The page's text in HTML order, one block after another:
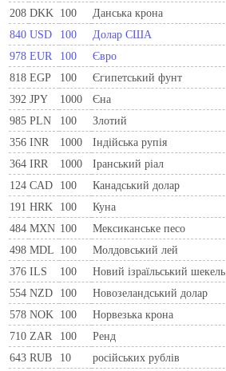
208 DKK 100 Данська крона
840 USD 100 Долар США
978 EUR 100 Євро
818 EGP 100 Єгипетський фунт
392 JPY 1000 Єна
985 PLN 100 Злотий
356 INR 1000 Індійська рупія
364 IRR 1000 Іранський ріал
124 CAD 100 Канадський долар
191 HRK 100 Куна
484 MXN 100 Мексиканське песо
498 MDL 100 Молдовський лей
376 ILS 100 Новий ізраїльський шекель
554 NZD 100 Новозеландський долар
578 NOK 100 Норвезька крона
710 ZAR 100 Ренд
643 RUB 10 російських рублів